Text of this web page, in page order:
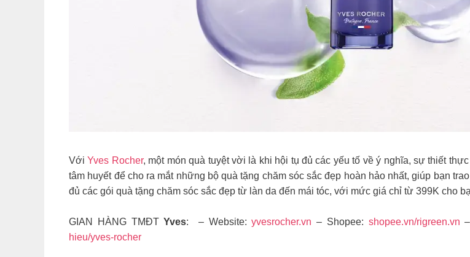
VớiYves Rocher, một món quà tuyệt vời là khi hội tụ đủ các yếu tố về ý nghĩa, sự thiết
tâm huyết để cho ra mắt những bộ quà tặng chăm sóc sắc đẹp hoàn hảo nhất, giúp bạn
đủ các gói quà tặng chăm sóc sắc đẹp từ làn da đến mái tóc, với mức giá chỉ từ 399K cho
GIAN HÀNG TMĐTYves: – Website:yvesrocher.vn – Shopee: shopee.vn/rigreen.vn
hieu/yves-rocher